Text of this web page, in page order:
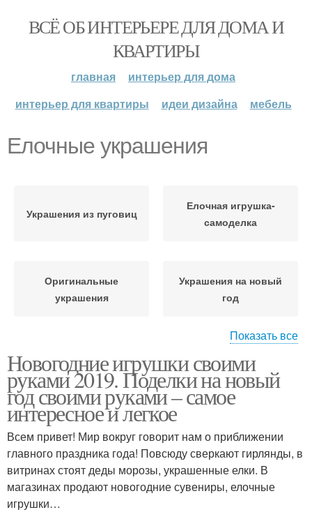
ВСЁ ОБ ИНТЕРЬЕРЕ ДЛЯ ДОМА И
КВАРТИРЫ
главная
интерьер для дома
интерьер для квартиры
идеи дизайна мебель
Елочные украшения
Украшения из пуговиц
Елочная игрушка-
самоделка
Оригинальные
украшения
Украшения на новый
год
году
Новогодние украшения
Украшения из ниток Елочная игрушка
Показать все
Новогодние игрушки своими
руками 2019. Поделки на новый
год своими руками – самое
интересное и легкое
Всем привет! Мир вокруг говорит нам о приближении
главного праздника года! Повсюду сверкают гирлянды, в
витринах стоят деды морозы, украшенные елки. В
магазинах продают новогодние сувениры, елочные
игрушки…